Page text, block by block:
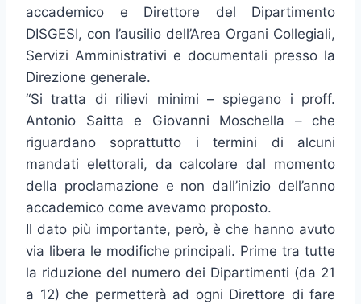
accademico e Direttore del Dipartimento
DISGESI, con l’ausilio dell’Area Organi Collegiali,
Servizi Amministrativi e documentali presso la
Direzione generale.
“Si tratta di rilievi minimi – spiegano i proff.
Antonio Saitta e Giovanni Moschella – che
riguardano soprattutto i termini di alcuni
mandati elettorali, da calcolare dal momento
della proclamazione e non dall’inizio dell’anno
accademico come avevamo proposto.
Il dato più importante, però, è che hanno avuto
via libera le modifiche principali. Prime tra tutte
la riduzione del numero dei Dipartimenti (da 21
a 12) che permetterà ad ogni Direttore di fare